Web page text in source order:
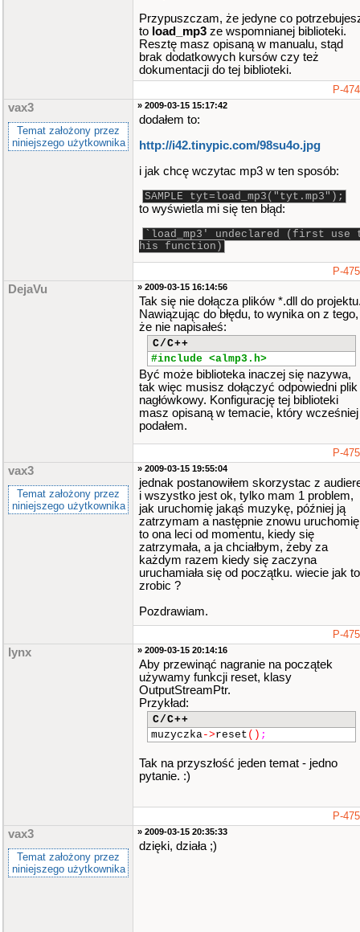
Przypuszczam, że jedyne co
to load_mp3 ze wspomnianej biblioteki.
Resztę masz opisaną w manualu, stąd
brak dodatkowych kursów czy też
dokumentacji do tej biblioteki.
P-
vax3
Temat założony przez
niniejszego użytkownika
» 2009-03-15 15:17:42
dodałem to:
http://i42.tinypic.com/98su4o.jpg
i jak chcę wczytac mp3 w ten sposób:
SAMPLE tyt=load_mp3("tyt.mp3");
to wyświetla mi się ten błąd:
`load_mp3' undeclared (first use
his function)
P-
DejaVu » 2009-03-15 16:14:56
Tak się nie dołącza plików *.dll do
Nawiązując do błędu, to wynika on z tego,
że nie napisałeś:
C/C++
#include <almp3.h>
Być może biblioteka inaczej się nazywa,
tak więc musisz dołączyć odpowiedni plik
nagłówkowy. Konfigurację tej biblioteki
masz opisaną w temacie, który wcześniej
podałem.
P-
vax3
Temat założony przez
niniejszego użytkownika
» 2009-03-15 19:55:04
jednak postanowiłem skorzystac z
i wszystko jest ok, tylko mam 1 problem,
jak uruchomię jakąś muzykę, później ją
zatrzymam a następnie znowu
to ona leci od momentu, kiedy się
zatrzymała, a ja chciałbym, żeby za
każdym razem kiedy się zaczyna
uruchamiała się od początku. wiecie jak to
zrobic ?
Pozdrawiam.
P-
lynx » 2009-03-15 20:14:16
Aby przewinąć nagranie na początek
używamy funkcji reset, klasy
OutputStreamPtr.
Przykład:
C/C++
muzyczka->reset () ;
Tak na przyszłość jeden temat - jedno
pytanie. :)
P-
vax3
Temat założony przez
niniejszego użytkownika
» 2009-03-15 20:35:33
dzięki, działa ;)